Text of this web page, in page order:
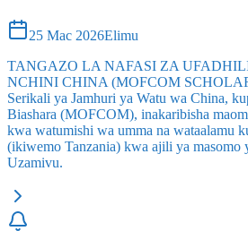
25 Mac 2026Elimu
TANGAZO LA NAFASI ZA
NCHINI CHINA (MOFCOM
Serikali ya Jamhuri ya Watu wa China,
Biashara (MOFCOM), inakaribisha
kwa watumishi wa umma na wataalamu
(ikiwemo Tanzania) kwa ajili ya masomo
Uzamivu.